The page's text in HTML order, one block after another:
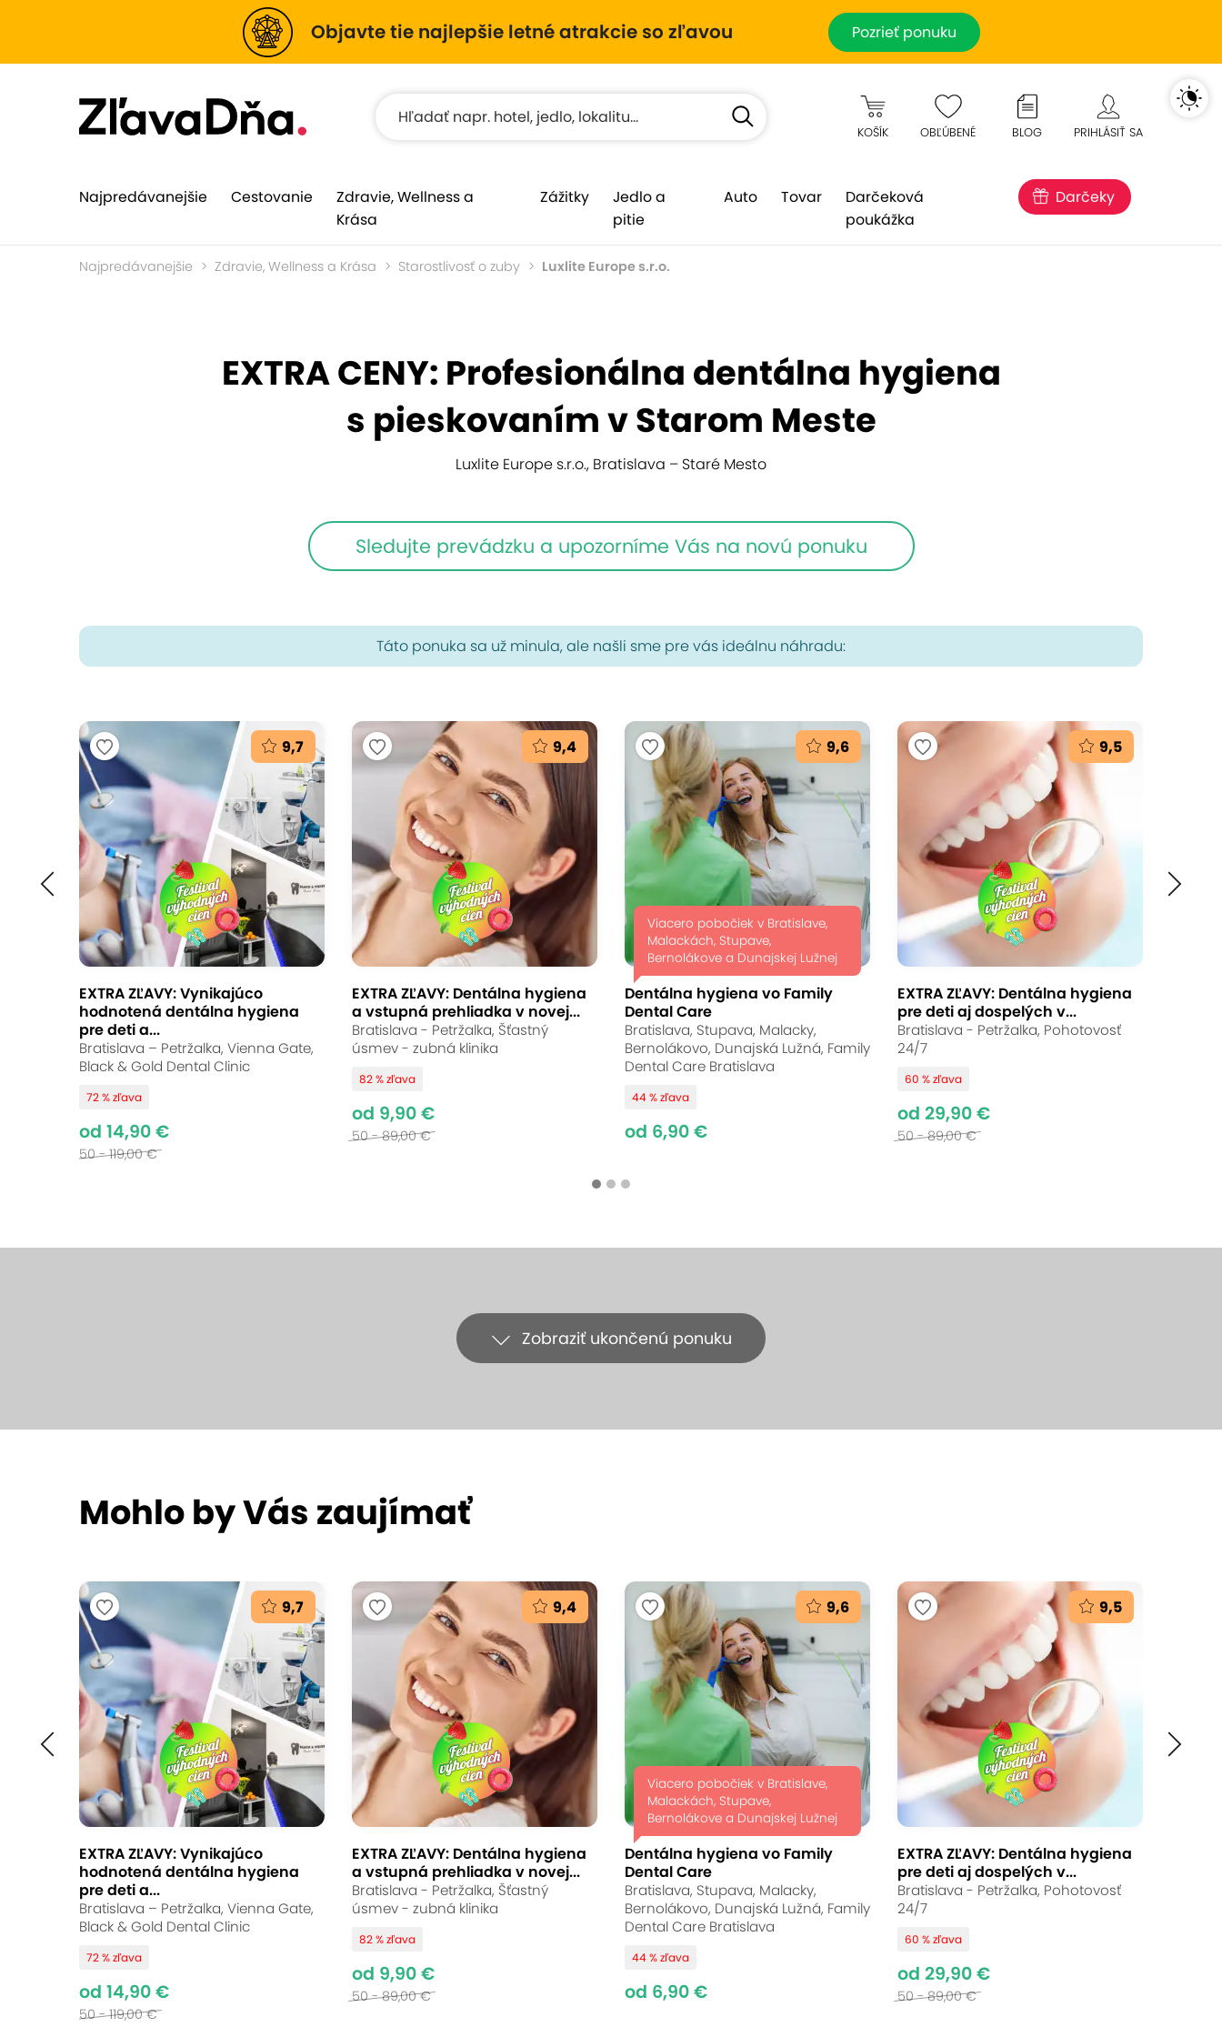
Objavte tie najlepšie letné atrakcie so zľavou Pozrieť ponuku
KOŠÍK OBĽÚBENÉ BLOG PRIHLÁSIŤ SA
Najpredávanejšie Cestovanie
Zdravie, Wellness a
Krása
Zážitky
Jedlo a
pitie
Auto Tovar
Darčeková
poukážka
Darčeky
Najpredávanejšie Zdravie, Wellness a Krása Starostlivosť o zuby Luxlite Europe s.r.o.
EXTRA CENY: Profesionálna dentálna hygiena
s pieskovaním v Starom Meste
Luxlite Europe s.r.o., Bratislava – Staré Mesto
Sledujte prevádzku a upozorníme Vás na novú ponuku
Táto ponuka sa už minula, ale našli sme pre vás ideálnu náhradu:
9,7
EXTRA ZĽAVY: Vynikajúco
hodnotená dentálna hygiena
pre deti a...
Bratislava – Petržalka, Vienna Gate,
Black & Gold Dental Clinic
72 % zľava
od 14,90 €
50 - 119,00 €
9,4
EXTRA ZĽAVY: Dentálna hygiena
a vstupná prehliadka v novej...
Bratislava - Petržalka, Šťastný
úsmev - zubná klinika
82 % zľava
od 9,90 €
50 - 89,00 €
9,6
Viacero pobočiek v Bratislave,
Malackách, Stupave,
Bernolákove a Dunajskej Lužnej
Dentálna hygiena vo Family
Dental Care
Bratislava, Stupava, Malacky,
Bernolákovo, Dunajská Lužná, Family
Dental Care Bratislava
44 % zľava
od 6,90 €
9,5
EXTRA ZĽAVY: Dentálna hygiena
pre deti aj dospelých v...
Bratislava - Petržalka, Pohotovosť
24/7
60 % zľava
od 29,90 €
50 - 89,00 €
Zobraziť ukončenú ponuku
EXTRA CENY: Profesionálna dentálna
hygiena s pieskovaním v Starom Meste
Luxlite Europe s.r.o., Bratislava – Staré Mesto (mapa)
9.5Vynikajúce hodnotenie
Ukončené
od 39,00 €
Až 50 % zľava Bežná cena: 75 - 240,00 €
Krásny a zdravý úsmev vám zabezpečí len jedna vec na svete – pravidelná dentálna starostlivosť. Stavte na odborné
služby, kde sa o vás postará profesionálny dentálny hygienik. Klinika Luxlite Europe sa nachádza v centre mesta pri
Račianskom mýte, takže to máte na skok zo všetkých strán Bratislavy. A navyše sa objednáte jednoducho online.
Mohlo by Vás zaujímať
9,7
EXTRA ZĽAVY: Vynikajúco
hodnotená dentálna hygiena
pre deti a...
Bratislava – Petržalka, Vienna Gate,
Black & Gold Dental Clinic
72 % zľava
od 14,90 €
50 - 119,00 €
9,4
EXTRA ZĽAVY: Dentálna hygiena
a vstupná prehliadka v novej...
Bratislava - Petržalka, Šťastný
úsmev - zubná klinika
82 % zľava
od 9,90 €
50 - 89,00 €
9,6
Viacero pobočiek v Bratislave,
Malackách, Stupave,
Bernolákove a Dunajskej Lužnej
Dentálna hygiena vo Family
Dental Care
Bratislava, Stupava, Malacky,
Bernolákovo, Dunajská Lužná, Family
Dental Care Bratislava
44 % zľava
od 6,90 €
9,5
EXTRA ZĽAVY: Dentálna hygiena
pre deti aj dospelých v...
Bratislava - Petržalka, Pohotovosť
24/7
60 % zľava
od 29,90 €
50 - 89,00 €